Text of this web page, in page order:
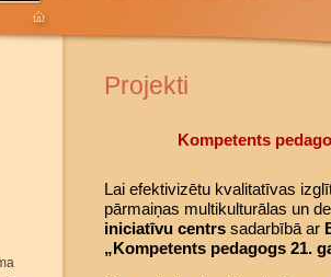
Projekti
Kompetents
Lai efektivizētu kvalitatīvas
pārmaiņas multikulturālas un
iniciatīvu centrs sadarbībā ar
„Kompetents pedagogs 21.